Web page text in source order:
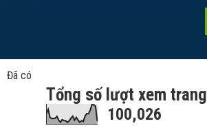
Đã có
Tổng số lượt xem trang
100,026